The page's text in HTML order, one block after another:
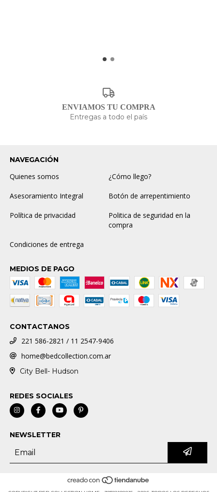
ENVIAMOS TU COMPRA
Entregas a todo el país
NAVEGACIÓN
Quienes somos ¿Cómo llego?
Asesoramiento Integral Botón de arrepentimiento
Política de privacidad
Politica de seguridad en la
compra
Condiciones de entrega
MEDIOS DE PAGO
CONTACTANOS
221 586-2821 / 11 2547-9406
home@bedcollection.com.ar
City Bell- Hudson
REDES SOCIALES
NEWSLETTER